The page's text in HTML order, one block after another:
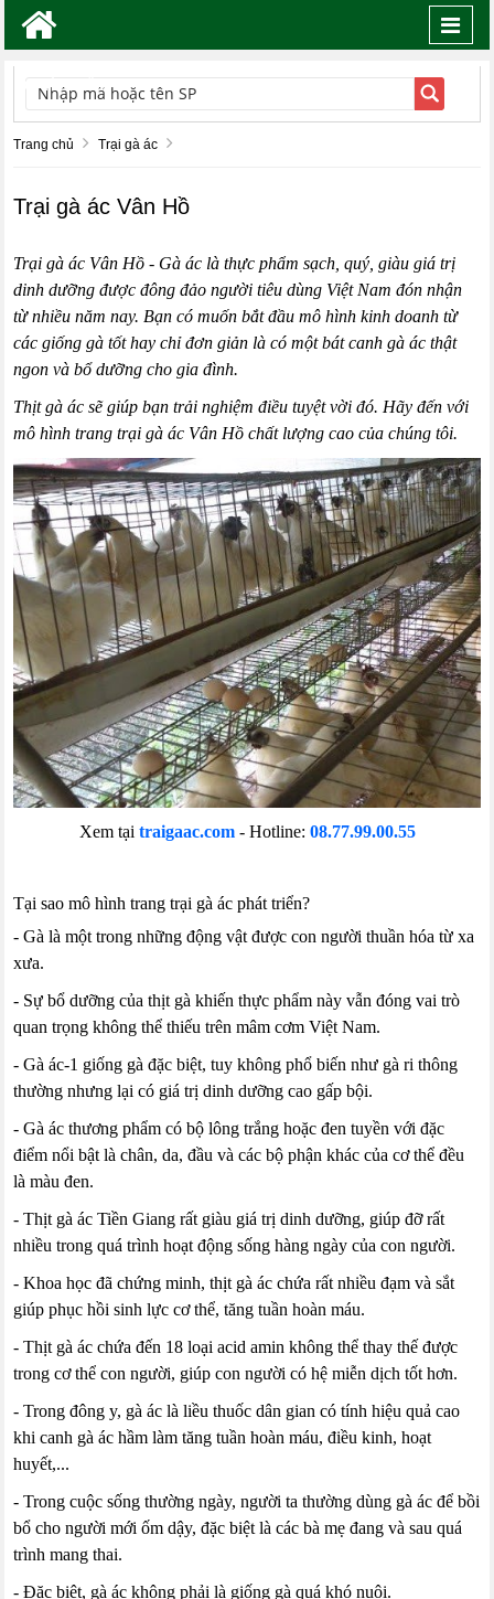
TÌM KIẾM
Trang chủ Trại gà ác
Trại gà ác Vân Hồ
Trại gà ác Vân Hồ- Gà ác là thực phẩm sạch, quý, giàu giá trị
dinh dưỡng được đông đảo người tiêu dùng Việt Nam đón nhận
từ nhiều năm nay. Bạn có muốn bắt đầu mô hình kinh doanh từ
các giống gà tốt hay chỉ đơn giản là có một bát canh gà ác thật
ngon và bổ dưỡng cho gia đình.
Thịt gà ác sẽ giúp bạn trải nghiệm điều tuyệt vời đó. Hãy đến với
mô hình trang trại gà ác Vân Hồ chất lượng cao của chúng tôi.
Xem tại traigaac.com- Hotline: 08.77.99.00.55
Tại sao mô hình trang trại gà ác phát triển?
- Gà là một trong những động vật được con người thuần hóa từ xa
xưa.
- Sự bổ dưỡng của thịt gà khiến thực phẩm này vẫn đóng vai trò
quan trọng không thể thiếu trên mâm cơm Việt Nam.
- Gà ác-1 giống gà đặc biệt, tuy không phổ biến như gà ri thông
thường nhưng lại có giá trị dinh dưỡng cao gấp bội.
- Gà ác thương phẩm có bộ lông trắng hoặc đen tuyền với đặc
điểm nổi bật là chân, da, đầu và các bộ phận khác của cơ thể đều
là màu đen.
- Thịt gà ác Tiền Giang rất giàu giá trị dinh dưỡng, giúp đỡ rất
nhiều trong quá trình hoạt động sống hàng ngày của con người.
- Khoa học đã chứng minh, thịt gà ác chứa rất nhiều đạm và sắt
giúp phục hồi sinh lực cơ thể, tăng tuần hoàn máu.
- Thịt gà ác chứa đến 18 loại acid amin không thể thay thế được
trong cơ thể con người, giúp con người có hệ miễn dịch tốt hơn.
- Trong đông y, gà ác là liều thuốc dân gian có tính hiệu quả cao
khi canh gà ác hầm làm tăng tuần hoàn máu, điều kinh, hoạt
huyết,...
- Trong cuộc sống thường ngày, người ta thường dùng gà ác để bồi
bổ cho người mới ốm dậy, đặc biệt là các bà mẹ đang và sau quá
trình mang thai.
- Đặc biệt, gà ác không phải là giống gà quá khó nuôi.